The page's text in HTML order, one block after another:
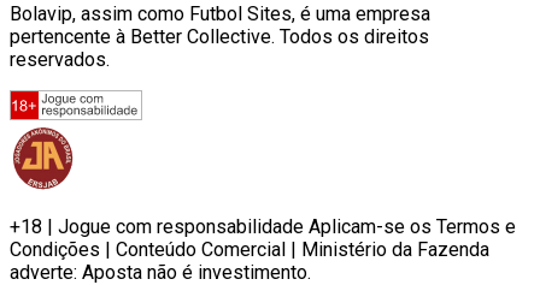
Bolavip, assim como Futbol Sites, é uma empresa
pertencente à Better Collective. Todos os direitos
reservados.
+18 | Jogue com responsabilidade Aplicam-se os Termos e
Condições | Conteúdo Comercial | Ministério da Fazenda
adverte: Aposta não é investimento.